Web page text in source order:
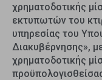
χρηματοδοτικής
εκτυπωτών του
υπηρεσίας του
Διακυβέρνησης»,
χρηματοδοτικής